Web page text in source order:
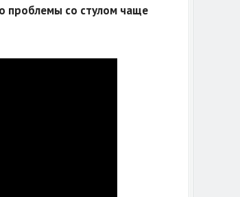
проблемы со стулом чаще